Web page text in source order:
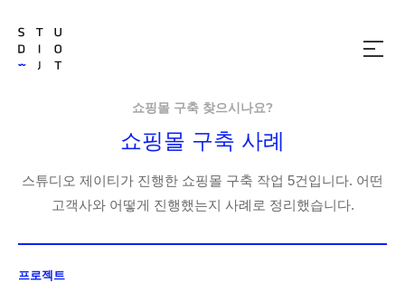
메
쇼핑몰 구축 찾으시나요?
쇼핑몰 구축 사례
스튜디오 제이티가 진행한 쇼핑몰 구축 작업 5건입니다. 어떤
고객사와 어떻게 진행했는지 사례로 정리했습니다.
프로젝트